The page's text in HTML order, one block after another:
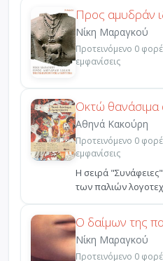
Προς αμυδράν
Νίκη Μαραγκού
Προτεινόμενο 0
εμφανίσεις
Οκτώ θανάσιμα
Αθηνά Κακούρη
Προτεινόμενο 0
εμφανίσεις
Η σειρά
των παλιών
συσπειρώνει γύρω
Ο δαίμων της
Νίκη Μαραγκού
Προτεινόμενο 0